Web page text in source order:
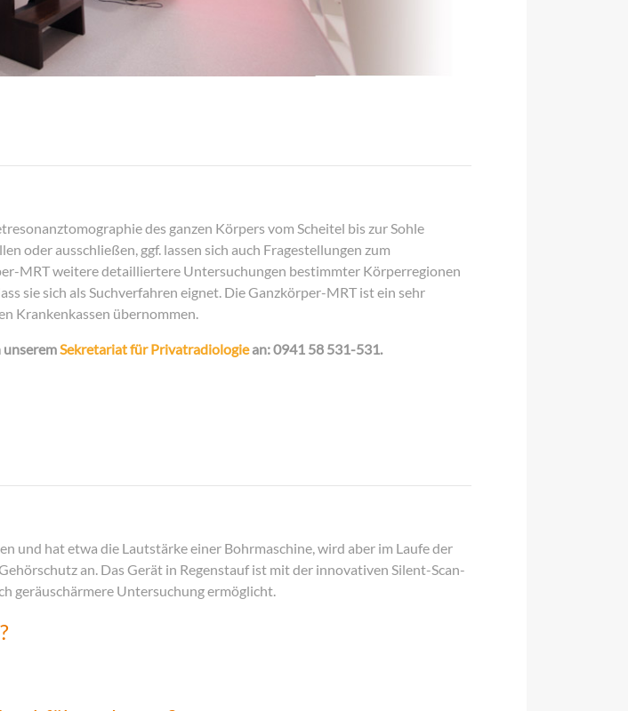
des ganzen Körpers vom Scheitel bis zur Sohle
oder ausschließen, ggf. lassen sich auch Fragestellungen zum
MRT weitere detailliertere Untersuchungen bestimmter Körperregionen
sie sich als Suchverfahren eignet. Die Ganzkörper-MRT ist ein sehr
Krankenkassen übernommen.
unseremSekretariat für Privatradiologiean: 0941 58 531-531.
und hat etwa die Lautstärke einer Bohrmaschine, wird aber im Laufe der
an. Das Gerät in Regenstauf ist mit der innovativen Silent-Scan-
geräuschärmere Untersuchung ermöglicht.